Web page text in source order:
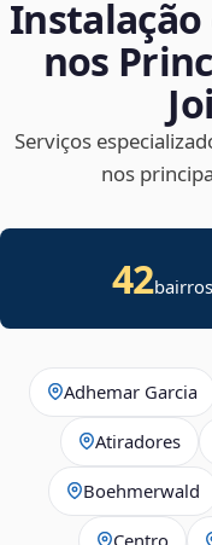
Instalação
nos
Serviços
nos
42
Adhemar Garcia
Atiradores
Boehmerwald
Centro